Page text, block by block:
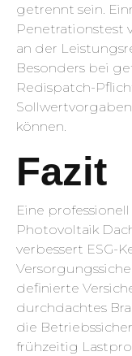
getrennt sein.
Penetrationstest
an der
Besonders bei
Redispatch-
können.
Fazit
Eine
Photovoltaik
verbessert ESG-
definierte
durchdachtes
die
frühzeitig